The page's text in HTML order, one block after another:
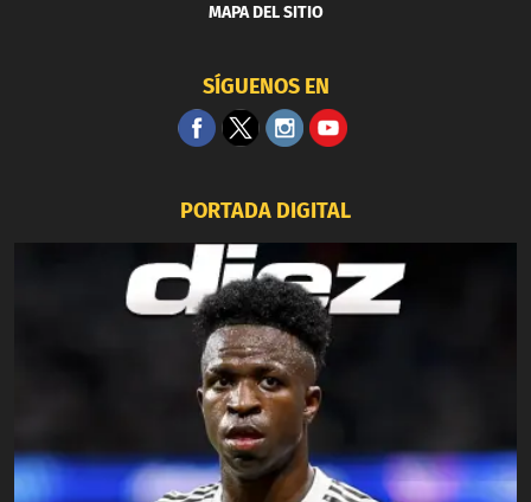
MAPA DEL SITIO
SÍGUENOS EN
PORTADA DIGITAL